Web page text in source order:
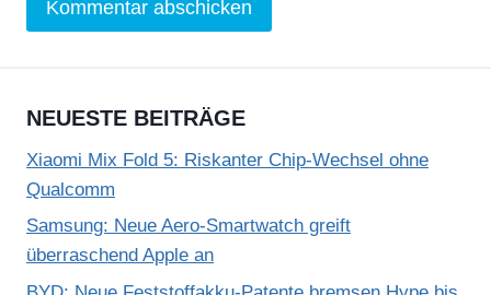
NEUESTE BEITRÄGE
Xiaomi Mix Fold 5: Riskanter Chip-Wechsel ohne
Qualcomm
Samsung: Neue Aero-Smartwatch greift
überraschend Apple an